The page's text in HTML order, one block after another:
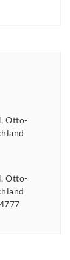
Otto-
Otto-